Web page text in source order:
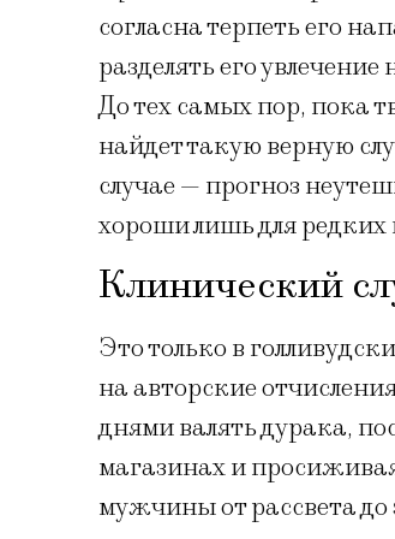
согласна терпеть его
разделять его
До тех самых пор, пока
найдет такую верную
случае — прогноз
хороши лишь для редких
Клинический
Это только в
на авторские
днями валять дурака,
магазинах и
мужчины от рассвета до